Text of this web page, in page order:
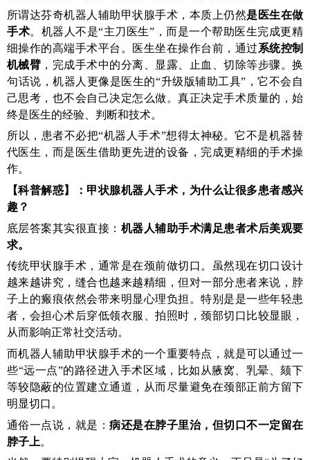
所谓达芬奇机器人辅助甲状腺手术，本质上仍然是医生在做
手术。机器人不是“主刀医生”，而是一个帮助医生完成更精
细操作的高端手术平台。医生坐在操作台前，通过系统控制
机械臂 ，完成手术中的分离、显露、止血、切除等步骤。换
句话说，机器人更像是医生的“升级版辅助工具”，它不会自
己思考，也不会自己决定怎么做。真正决定手术质量的，始
终是医生的经验、判断和技术。
所以，患者不必把“机器人手术”想得太神秘。它不是机器替
代医生，而是医生借助更先进的设备，完成更精细的手术操
作。
【科普解惑】 ： 甲状腺机器人手术，为什么让很多患者感兴
趣？
底层答案其实很直接： 机器人辅助手术满足患者术后美观要
求。
传统甲状腺手术，通常是在颈前做切口。虽然现在切口设计
越来越讲究，缝合也越来越精细，但对一部分患者来说，脖
子上的瘢痕依然会带来明显心理负担。特别是是一些年轻患
者，会担心术后穿低领衣服、拍照时，颈部切口比较显眼，
从而影响正常社交活动。
而机器人辅助甲状腺手术的一个重要特点，就是可以通过一
些“远一点”的路径进入手术区域，比如从腋窝、乳晕、颏下
等较隐蔽的位置建立通道，从而尽量避免在颈部正前方留下
明显切口。
通俗一点说，就是：病还是在脖子里治，但切口不一定留在
脖子上。